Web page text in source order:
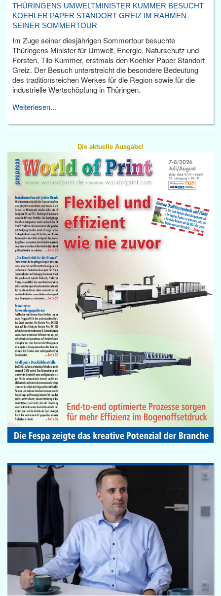
THÜRINGENS UMWELTMINISTER KUMMER BESUCHT
KOEHLER PAPER STANDORT GREIZ IM RAHMEN
SEINER SOMMERTOUR
Im Zuge seiner diesjährigen Sommertour besuchte
Thüringens Minister für Umwelt, Energie, Naturschutz und
Forsten, Tilo Kummer, erstmals den Koehler Paper Standort
Greiz. Der Besuch unterstreicht die besondere Bedeutung
des traditionsreichen Werkes für die Region sowie für die
industrielle Wertschöpfung in Thüringen.
Weiterlesen...
Die aktuelle Ausgabe!